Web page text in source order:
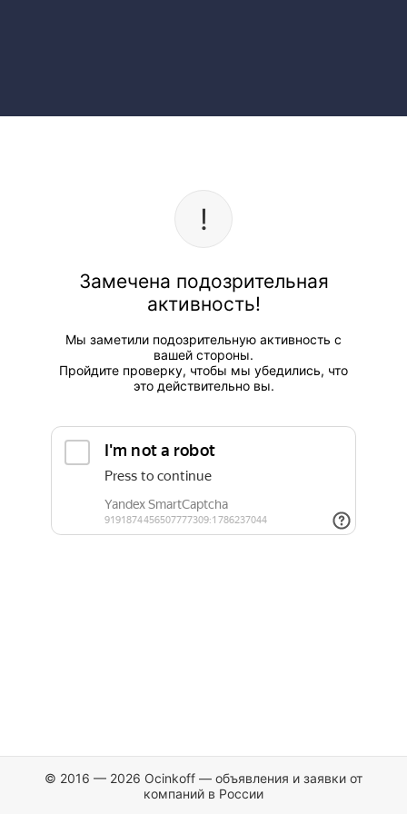
Замечена подозрительная
активность!
Мы заметили подозрительную активность с
вашей стороны.
Пройдите проверку, чтобы мы убедились, что
это действительно вы.
© 2016 — 2026 Ocinkoff — объявления и заявки от
компаний в России